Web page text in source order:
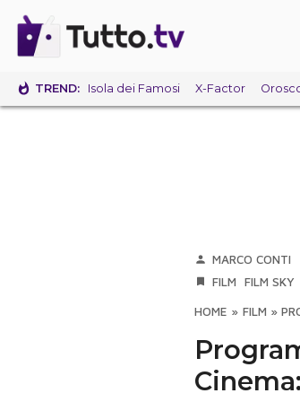
TREND: Isola dei Famosi X-Factor
MARCO CONTI
FILM
FILM SKY
HOME » FILM »